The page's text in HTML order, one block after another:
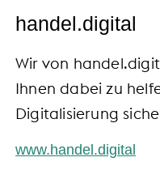
handel.digital
Wir von
Ihnen dabei zu
Digitalisierung
www.handel.digital